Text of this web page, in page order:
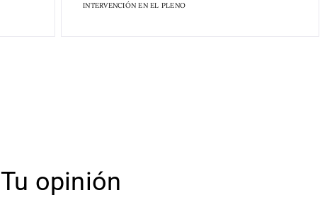
INTERVENCIÓN EN EL PLENO
Tu opinión